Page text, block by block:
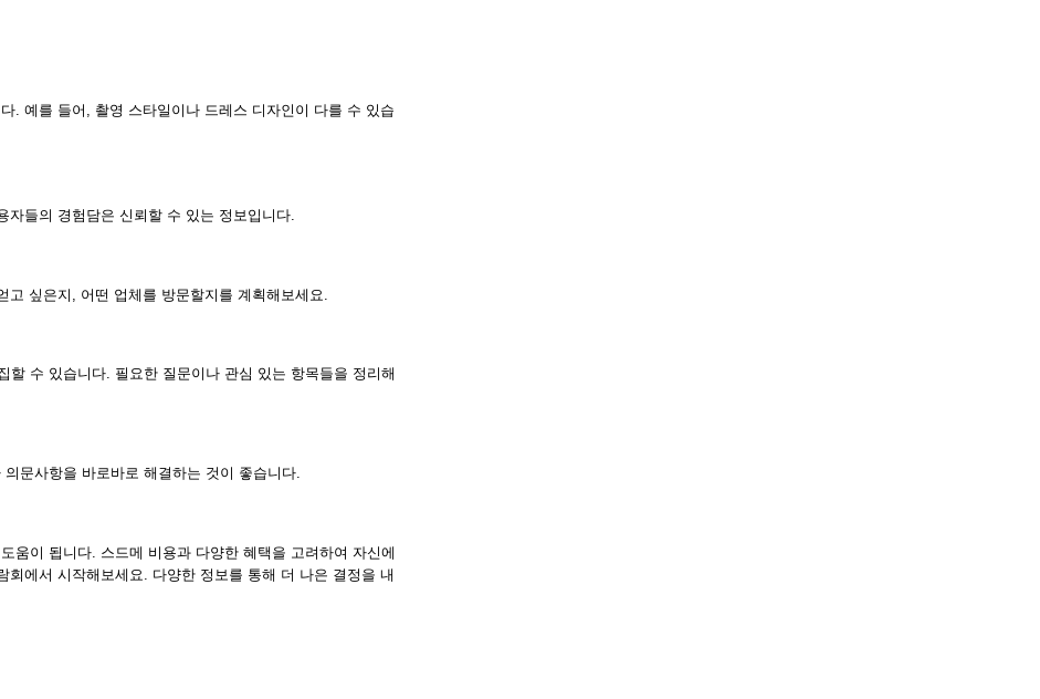
. 예를 들어, 촬영 스타일이나 드레스 디자인이 다를 수 있습
들의 경험담은 신뢰할 수 있는 정보입니다.
싶은지, 어떤 업체를 방문할지를 계획해보세요.
수 있습니다. 필요한 질문이나 관심 있는 항목들을 정리해
문사항을 바로바로 해결하는 것이 좋습니다.
움이 됩니다. 스드메 비용과 다양한 혜택을 고려하여 자신에
에서 시작해보세요. 다양한 정보를 통해 더 나은 결정을 내